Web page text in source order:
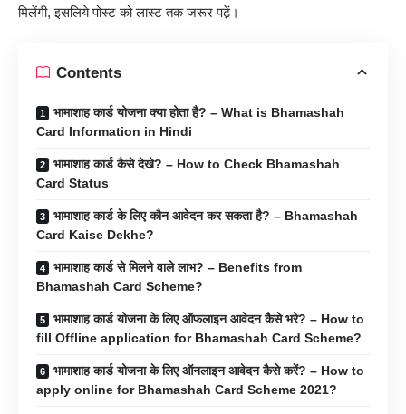
मिलेंगी, इसलिये पोस्ट को लास्ट तक जरूर पढे़ं।
Contents
भामाशाह कार्ड योजना क्या होता है? – What is Bhamashah
Card Information in Hindi
भामाशाह कार्ड कैसे देखे? – How to Check Bhamashah
Card Status
भामाशाह कार्ड के लिए कौन आवेदन कर सकता है? – Bhamashah
Card Kaise Dekhe?
भामाशाह कार्ड से मिलने वाले लाभ? – Benefits from
Bhamashah Card Scheme?
भामाशाह कार्ड योजना के लिए ऑफलाइन आवेदन कैसे भरे? – How to
fill Offline application for Bhamashah Card Scheme?
भामाशाह कार्ड योजना के लिए ऑनलाइन आवेदन कैसे करें? – How to
apply online for Bhamashah Card Scheme 2021?